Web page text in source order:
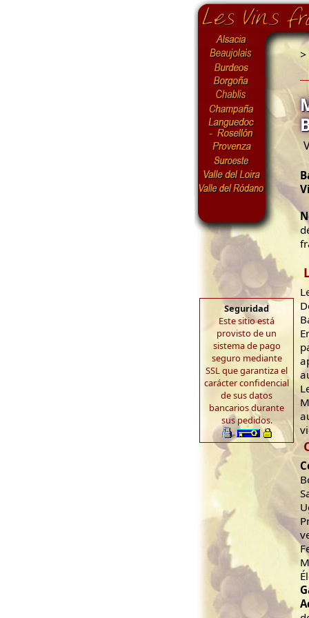
Seguridad
Este sitio está
provisto de un
sistema de pago
seguro mediante
SSL que garantiza el
carácter confidencial
de sus datos
bancarios durante
sus pedidos.
>